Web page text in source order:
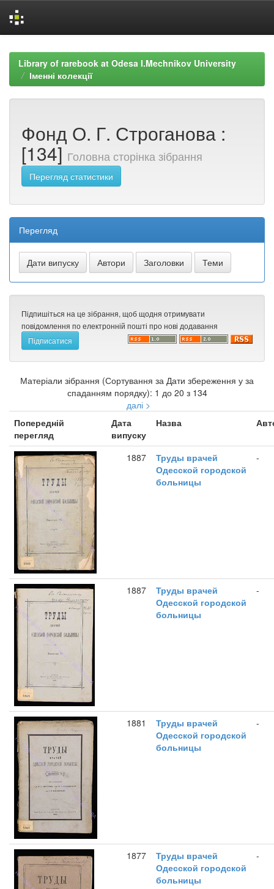
navigationLibrary of rarebook at Odesa I.Mechnikov University
Іменні колекції
Фонд О. Г. Строганова :
[134]Головна сторінка зібрання
Перегляд статистики
Перегляд
Підпишіться на це зібрання, щоб щодня отримувати
повідомлення по електронній пошті про нові додавання
Матеріали зібрання (Сортування за Дати збереження у за
спаданням порядку): 1 до 20 з 134
далі >
Попередній
перегляд
Дата
випуску
Назва
1887
Труды врачей
Одесской городской
больницы
-
1887
Труды врачей
Одесской городской
больницы
-
1881
Труды врачей
Одесской городской
больницы
-
1877
Труды врачей
Одесской городской
больницы
-